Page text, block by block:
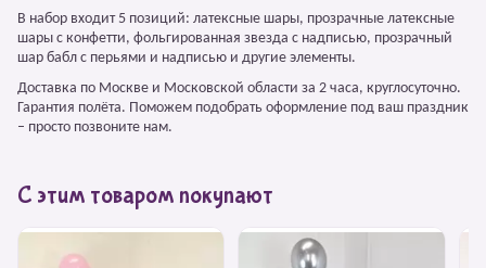
В набор входит 5 позиций: латексные шары, прозрачные латексные
шары с конфетти, фольгированная звезда с надписью, прозрачный
шар бабл с перьями и надписью и другие элементы.
Доставка по Москве и Московской области за 2 часа, круглосуточно.
Гарантия полёта. Поможем подобрать оформление под ваш праздник
– просто позвоните нам.
С этим товаром покупают